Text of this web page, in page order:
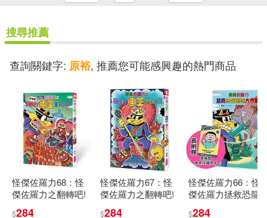
搜尋推薦
查詢關鍵字: 原裕, 推薦您可能感興趣的熱門商品
怪傑佐羅力68：怪
傑佐羅力之翻轉吧!
$284
怪傑佐羅力67：怪
傑佐羅力之翻轉吧!
$284
怪傑佐羅力66：怪
傑佐羅力拯救恐龍
$284